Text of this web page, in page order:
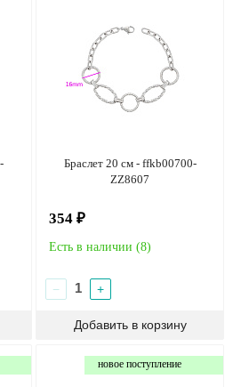
Браслет 20 см - ffkb00700-
ZZ8607
354 ₽
Есть в наличии (8)
− +
новое поступление